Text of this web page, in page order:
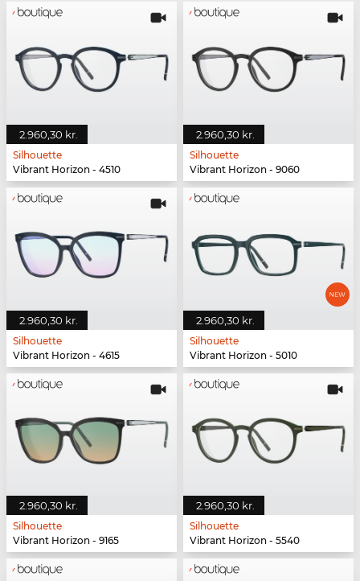
2.960,30 kr.
Silhouette
Vibrant Horizon - 4510
2.960,30 kr.
Silhouette
Vibrant Horizon - 9060
2.960,30 kr.
Silhouette
Vibrant Horizon - 4615
2.960,30 kr.
Silhouette
Vibrant Horizon - 5010
2.960,30 kr.
Silhouette
Vibrant Horizon - 9165
2.960,30 kr.
Silhouette
Vibrant Horizon - 5540